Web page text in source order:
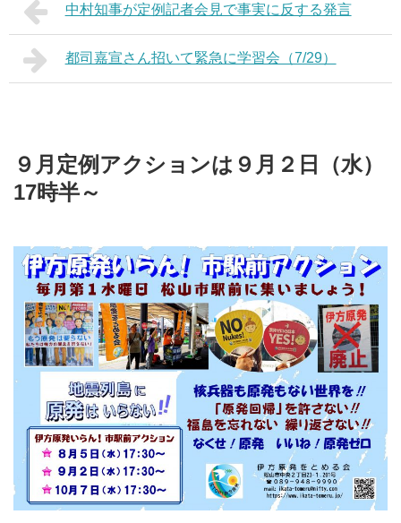
中村知事が定例記者会見で事実に反する発言
都司嘉宣さん招いて緊急に学習会（7/29）
９月定例アクションは９月２日（水）
17時半～